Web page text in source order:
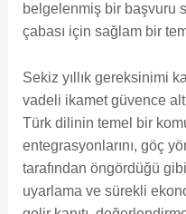
belgelenmiş bir başvuru
çabası için sağlam bir
Sekiz yıllık gereksinimi
vadeli ikamet güvence
Türk dilinin temel bir
entegrasyonlarını, göç
tarafından öngördüğü
uyarlama ve sürekli